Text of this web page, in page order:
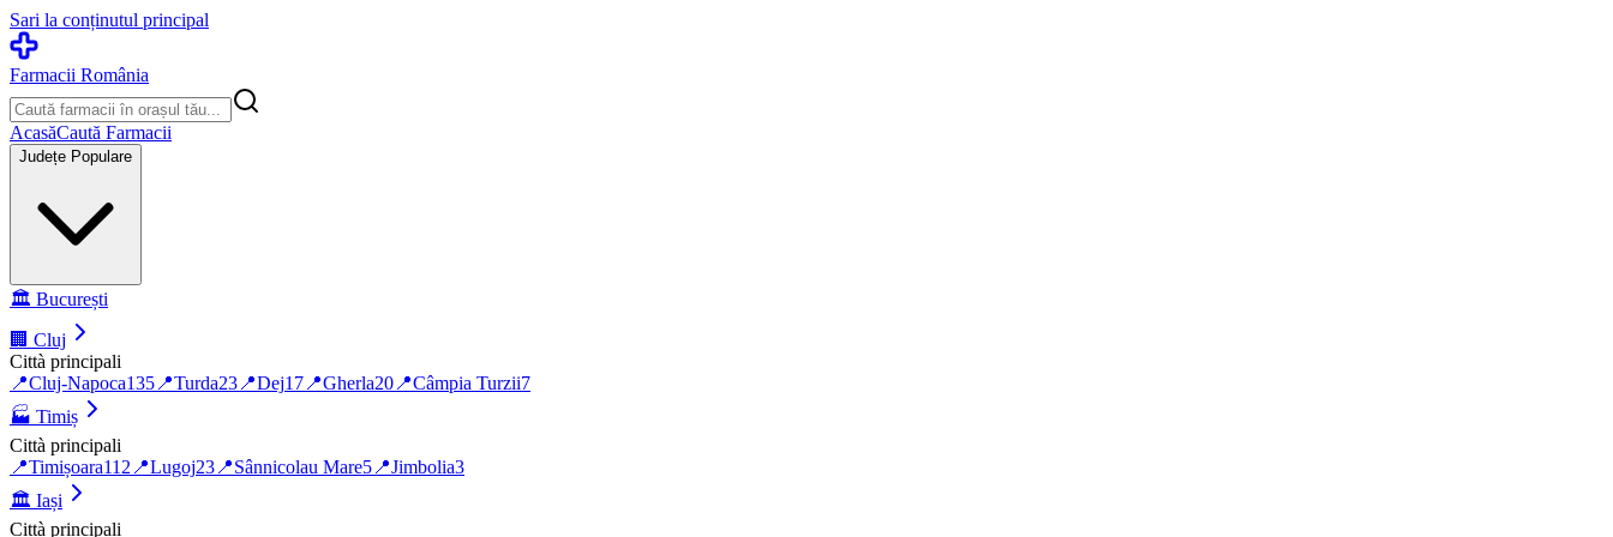
Sari la conținutul principal
Farmacii România
AcasăCaută Farmacii
Județe Populare
🏛️ București
🏢 Cluj
Città principali
📍Cluj-Napoca135 📍Turda23 📍Dej17 📍Gherla20 📍Câmpia Turzii7
🏭 Timiș
Città principali
📍Timișoara112 📍Lugoj23 📍Sânnicolau Mare5 📍Jimbolia3
🏛️ Iași
Città principali